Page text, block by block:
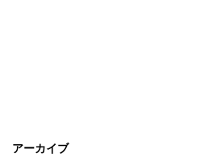
アーカイブ